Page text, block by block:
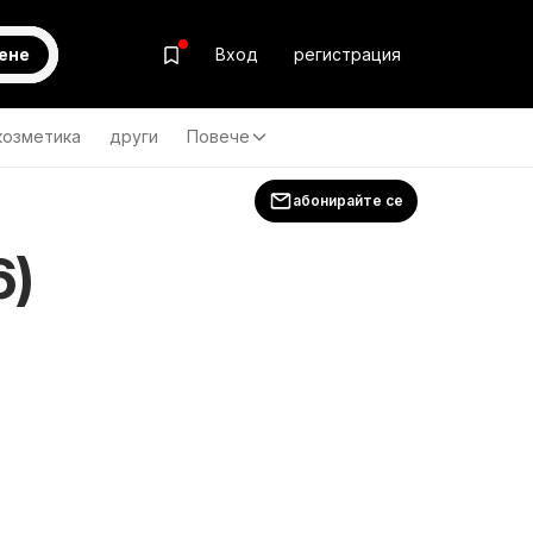
Вход регистрация
други Повече
абонирайте се